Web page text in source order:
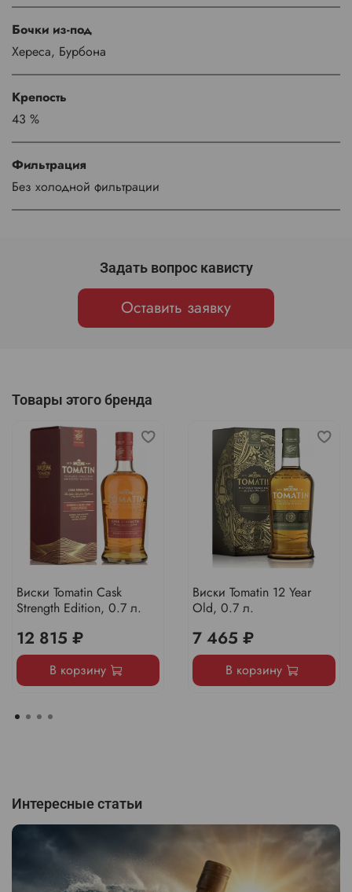
Бочки из-под
Хереса, Бурбона
Крепость
43 %
Фильтрация
Без холодной фильтрации
Задать вопрос кависту
Оставить заявку
Товары этого бренда
Виски Tomatin Cask
Strength Edition, 0.7 л.
12 815 ₽
В корзину
Виски Tomatin 12 Year
Old, 0.7 л.
7 465 ₽
В корзину
Интересные статьи